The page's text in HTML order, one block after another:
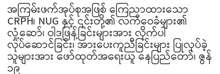
အကြမ်းဖက်အုပ်စုအဖြစ် ကြေညာထားသော
CRPH၊ NUG နှင့် ၎င်းတို့၏ လက်ဝေခံများ၏
လှုံ့ဆော်၊ ဝါဒဖြန့်ခြင်းများအား လိုက်ပါ
လုပ်ဆောင်ခြင်း၊ အားပေးကူညီခြင်းများ ပြုလုပ်ခဲ့
သူများအား ဖော်ထုတ်အရေးယူ နေပြည်တော်၊ ဇွန်
၁၉